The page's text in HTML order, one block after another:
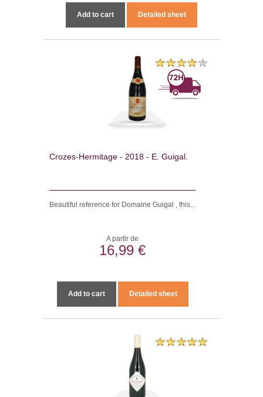
Add to cart Detailed sheet
Crozes-Hermitage - 2018 - E. Guigal.
Beautiful reference for Domaine Guigal , this...
A partir de
16,99 €
Add to cart Detailed sheet